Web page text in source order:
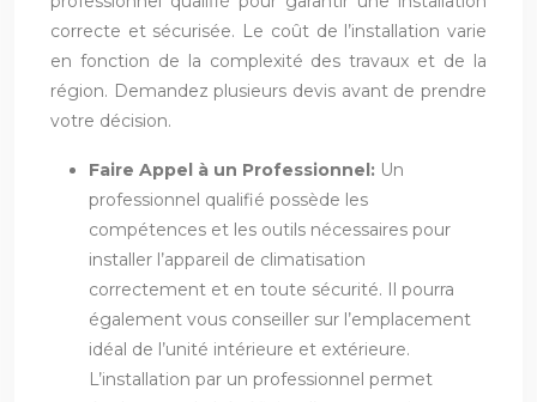
correcte et sécurisée. Le coût de l’installation varie
en fonction de la complexité des travaux et de la
région. Demandez plusieurs devis avant de prendre
votre décision.
Faire Appel à un Professionnel: Un
professionnel qualifié possède les
compétences et les outils nécessaires pour
installer l’appareil de climatisation
correctement et en toute sécurité. Il pourra
également vous conseiller sur l’emplacement
idéal de l’unité intérieure et extérieure.
L’installation par un professionnel permet